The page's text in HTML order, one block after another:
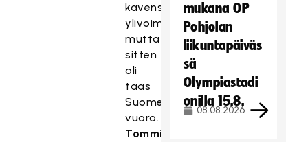
kavensi
ylivoimalla,
mutta
sitten
oli
taas
Suomen
vuoro.
Tommi
mukana OP
Pohjolan
liikuntapäiväs
sä
Olympiastadi
onilla 15.8.
08.08.2026